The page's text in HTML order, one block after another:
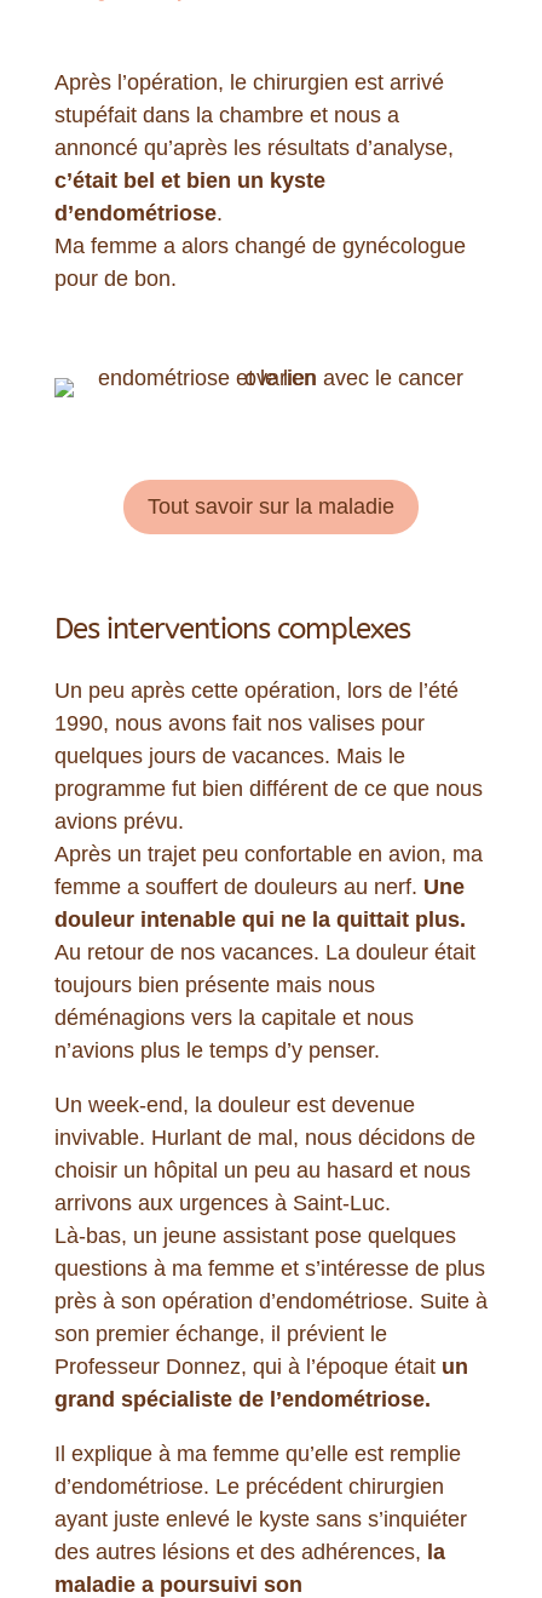
Après l’opération, le chirurgien est arrivé
stupéfait dans la chambre et nous a
annoncé qu’après les résultats d’analyse,
c’était bel et bien un kyste
d’endométriose.
Ma femme a alors changé de gynécologue
pour de bon.
Tout savoir sur la maladie
Des interventions complexes
Un peu après cette opération, lors de l’été
1990, nous avons fait nos valises pour
quelques jours de vacances. Mais le
programme fut bien différent de ce que nous
avions prévu.
Après un trajet peu confortable en avion, ma
femme a souffert de douleurs au nerf. Une
douleur intenable qui ne la quittait plus.
Au retour de nos vacances. La douleur était
toujours bien présente mais nous
déménagions vers la capitale et nous
n’avions plus le temps d’y penser.
Un week-end, la douleur est devenue
invivable. Hurlant de mal, nous décidons de
choisir un hôpital un peu au hasard et nous
arrivons aux urgences à Saint-Luc.
Là-bas, un jeune assistant pose quelques
questions à ma femme et s’intéresse de plus
près à son opération d’endométriose. Suite à
son premier échange, il prévient le
Professeur Donnez, qui à l’époque était un
grand spécialiste de l’endométriose.
Il explique à ma femme qu’elle est remplie
d’endométriose. Le précédent chirurgien
ayant juste enlevé le kyste sans s’inquiéter
des autres lésions et des adhérences, la
maladie a poursuivi son